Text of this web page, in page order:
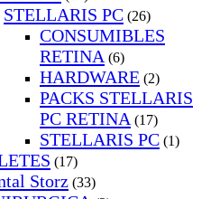
STELLARIS PC (26)
CONSUMIBLES
RETINA (6)
HARDWARE (2)
PACKS STELLARIS
PC RETINA (17)
STELLARIS PC (1)
(17)
Storz (33)